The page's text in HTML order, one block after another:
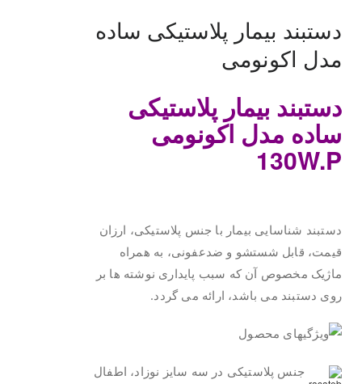
دستبند بیمار پلاستیکی ساده
مدل اکونومی
دستبند بیمار پلاستیکی
ساده مدل اکونومی
130W.P
دستبند شناسایی بیمار با جنس پلاستیکی، ارزان
قیمت، قابل شستشو و ضدعفونی، به همراه
ماژیک مخصوص آن که سبب پایداری نوشته ها بر
روی دستبند می باشد، ارائه می گردد.
جنس پلاستیکی در سه سایز نوزاد، اطفال